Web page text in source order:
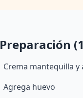
Preparación
Crema mantequilla y
Agrega huevo